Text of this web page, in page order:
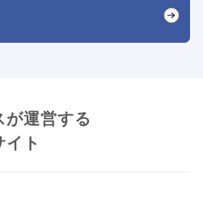
が運営する
ト